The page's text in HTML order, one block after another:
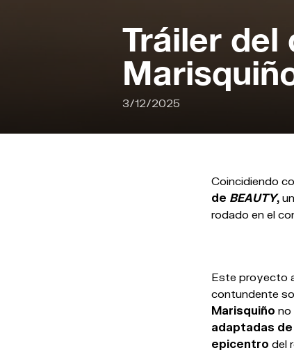
Tráiler del
3/12/2025
Coincidiendo
de BEAUTY,
rodado en el
Este proyecto
contundente
Marisquiño no
adaptadas
epicentro del